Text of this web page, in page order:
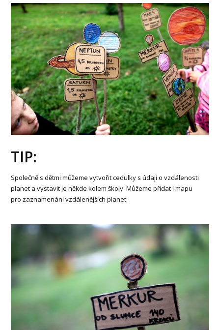
TIP:
Společně s dětmi můžeme vytvořit cedulky s údaji o vzdálenosti
planet a vystavit je někde kolem školy. Můžeme přidat i mapu
pro zaznamenání vzdálenějších planet.